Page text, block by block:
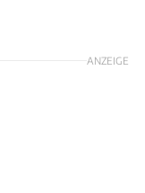
ANZEIGE